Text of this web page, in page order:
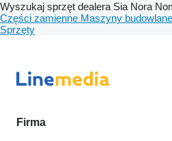
Wyszukaj sprzęt dealera Sia Nora
Części zamienne Maszyny budowlane
Sprzęty
Firma